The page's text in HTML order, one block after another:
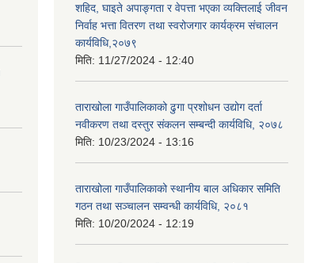
शहिद, घाइते अपाङ्गता र वेपत्ता भएका व्यक्तिलाई जीवन
निर्वाह भत्ता वितरण तथा स्वरोजगार कार्यक्रम संचालन
कार्यविधि,२०७९
मिति: 11/27/2024 - 12:40
ताराखोला गाउँपालिकाको ढुगा प्रशोधन उद्योग दर्ता
नवीकरण तथा दस्तुर संकलन सम्बन्दी कार्यविधि, २०७८
मिति: 10/23/2024 - 13:16
ताराखोला गाउँपालिकाको स्थानीय बाल अधिकार समिति
गठन तथा सञ्चालन सम्वन्धी कार्यविधि, २०८१
मिति: 10/20/2024 - 12:19